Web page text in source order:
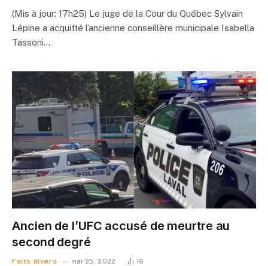
(Mis à jour: 17h25) Le juge de la Cour du Québec Sylvain
Lépine a acquitté l’ancienne conseillère municipale Isabella
Tassoni…
Ancien de l’UFC accusé de meurtre au
second degré
Faits divers mai 25, 2022 16